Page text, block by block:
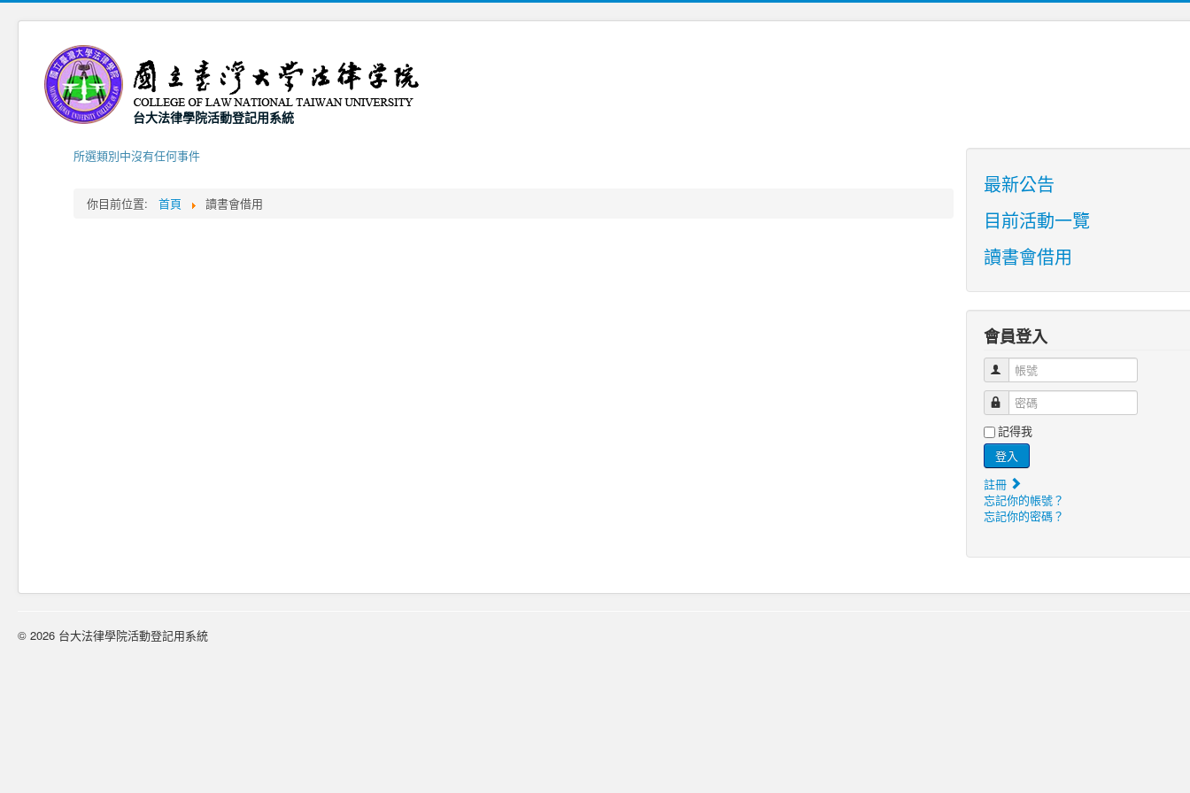
台大法律學院活動登記用系統
所選類別中沒有任何事件
你目前位置: 首頁 讀書會借用
最新公告
目前活動一覽
讀書會借用
會員登入
帳號
密碼
記得我
登入
註冊
忘記你的帳號？
忘記你的密碼？
© 2026 台大法律學院活動登記用系統